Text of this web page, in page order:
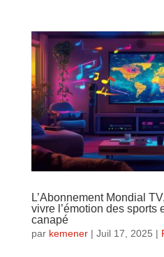
L’Abonnement Mondial
vivre l’émotion des sports
canapé
par kemener| Juil 17, 2025 |